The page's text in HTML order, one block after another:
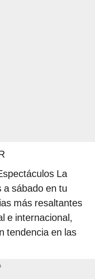
La
a sábado en tu
más resaltantes
e internacional,
tendencia en las